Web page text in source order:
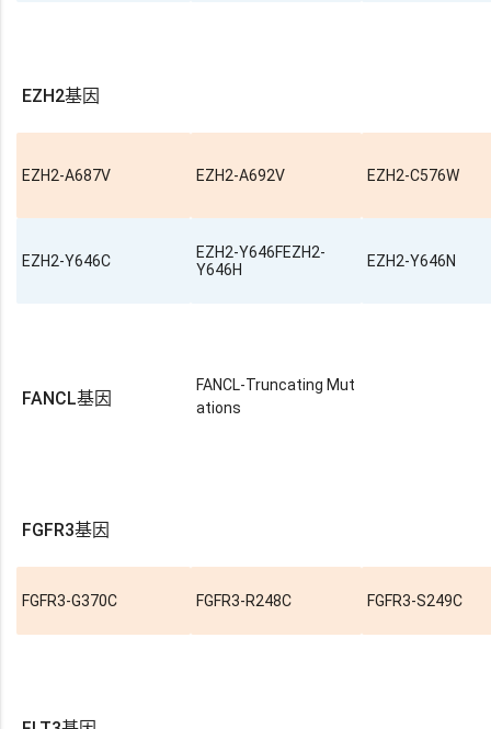
EZH2基因
EZH2-A687V EZH2-A692V EZH2-C576W
EZH2-Y646C
EZH2-Y646FEZH2-
Y646H
EZH2-Y646N
FANCL基因
FANCL-Truncating Mut
ations
FGFR3基因
FGFR3-G370C FGFR3-R248C FGFR3-S249C